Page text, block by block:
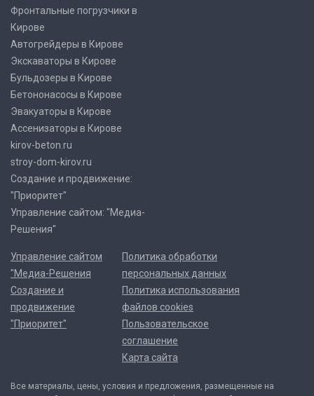
Фронтальные погрузчики в
Кирове
Автогрейдеры в Кирове
Экскаваторы в Кирове
Бульдозеры в Кирове
Бетононасосы в Кирове
Эвакуаторы в Кирове
Ассенизаторы в Кирове
kirov-beton.ru
stroy-dom-kirov.ru
Создание и продвижение:
"Приоритет"
Управление сайтом: "Медиа-
Решения"
Управление сайтом
"Медиа-Решения
Создание и
продвижение
"Приоритет"
Политика обработки
персональных данных
Политика использования
файлов cookies
Пользовательское
соглашение
Карта сайта
Все материалы, цены, условия и предложения, размещенные на